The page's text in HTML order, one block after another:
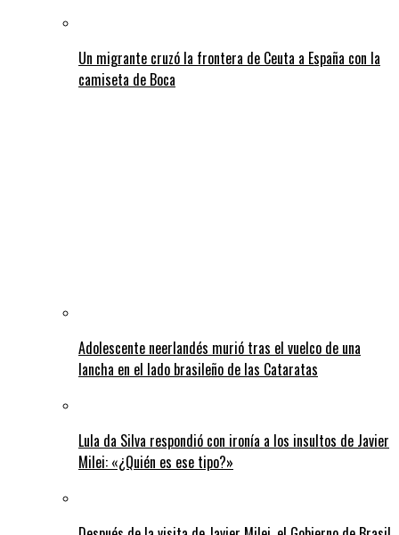
Un migrante cruzó la frontera de Ceuta a España con la
camiseta de Boca
Adolescente neerlandés murió tras el vuelco de una
lancha en el lado brasileño de las Cataratas
Lula da Silva respondió con ironía a los insultos de Javier
Milei: «¿Quién es ese tipo?»